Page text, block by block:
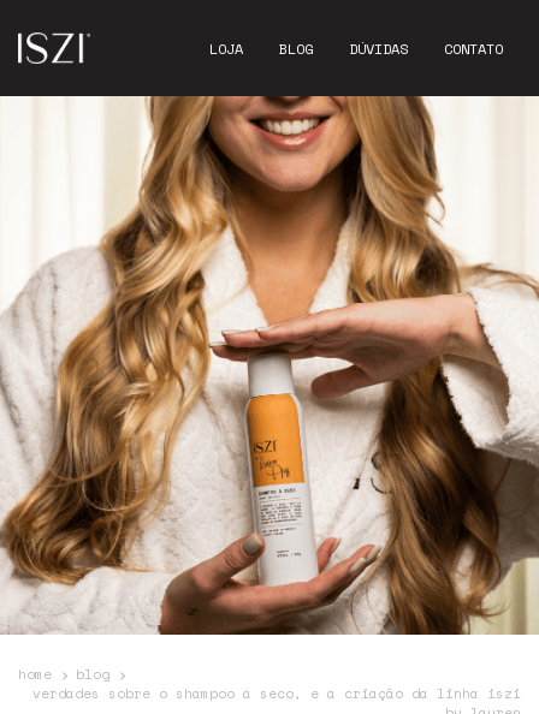
LOJA BLOG DÚVIDAS CONTATO
home
blog
verdades sobre o shampoo à seco, e a criação da linha iszi